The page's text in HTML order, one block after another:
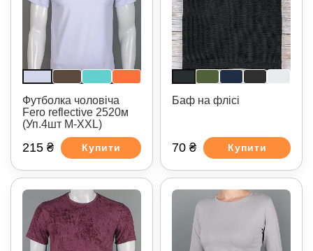
Футболка чоловіча
Fero reflective 2520м
(Уп.4шт M-XXL)
215 ₴ Купити
Баф на флісі
70 ₴ Купити